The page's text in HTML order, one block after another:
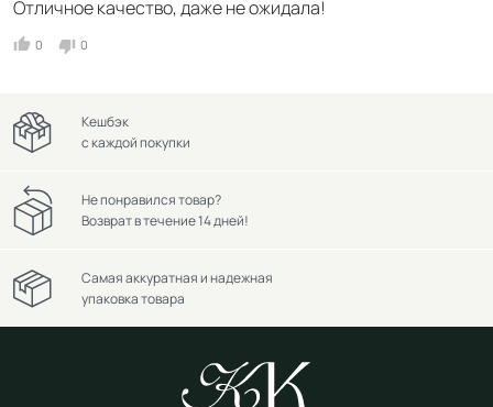
Отличное качество, даже не ожидала!
0 0
Кешбэк
с каждой покупки
Не понравился товар?
Возврат в течение 14 дней!
Самая аккуратная и надежная
упаковка товара